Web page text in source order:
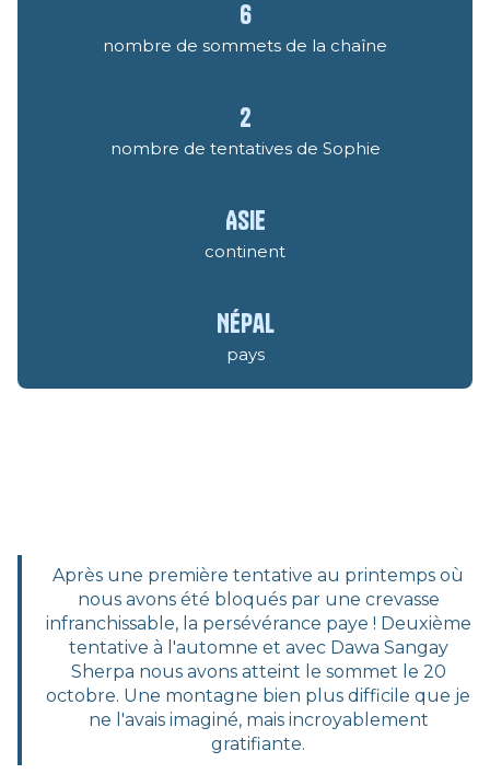
6
nombre de sommets de la chaîne
2
nombre de tentatives de Sophie
Asie
continent
Népal
pays
Après une première tentative au printemps où
nous avons été bloqués par une crevasse
infranchissable, la persévérance paye ! Deuxième
tentative à l'automne et avec Dawa Sangay
Sherpa nous avons atteint le sommet le 20
octobre. Une montagne bien plus difficile que je
ne l'avais imaginé, mais incroyablement
gratifiante.